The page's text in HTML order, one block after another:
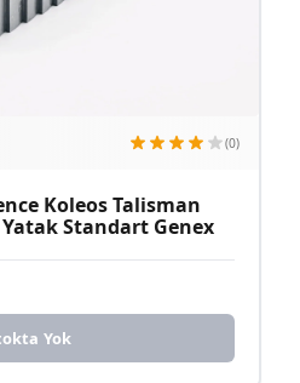
(0)
Koleos Talisman
Standart Genex
Yok